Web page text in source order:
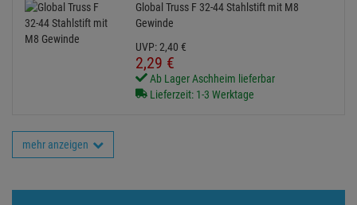
Global Truss F 32-44 Stahlstift mit M8
Gewinde
UVP:2,40 €
2,29 €
Ab Lager Aschheim lieferbar
Lieferzeit: 1-3 Werktage
mehr anzeigen